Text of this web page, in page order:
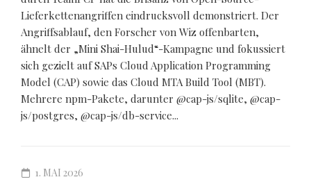
Lieferkettenangriffen eindrucksvoll demonstriert. Der
Angriffsablauf, den Forscher von Wiz offenbarten,
ähnelt der „Mini Shai-Hulud“-Kampagne und fokussiert
sich gezielt auf SAPs Cloud Application Programming
Model (CAP) sowie das Cloud MTA Build Tool (MBT).
Mehrere npm-Pakete, darunter @cap-js/sqlite, @cap-
js/postgres, @cap-js/db-service...
1. MAI 2026